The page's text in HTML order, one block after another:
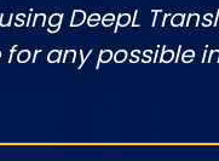
DeepL
any possible